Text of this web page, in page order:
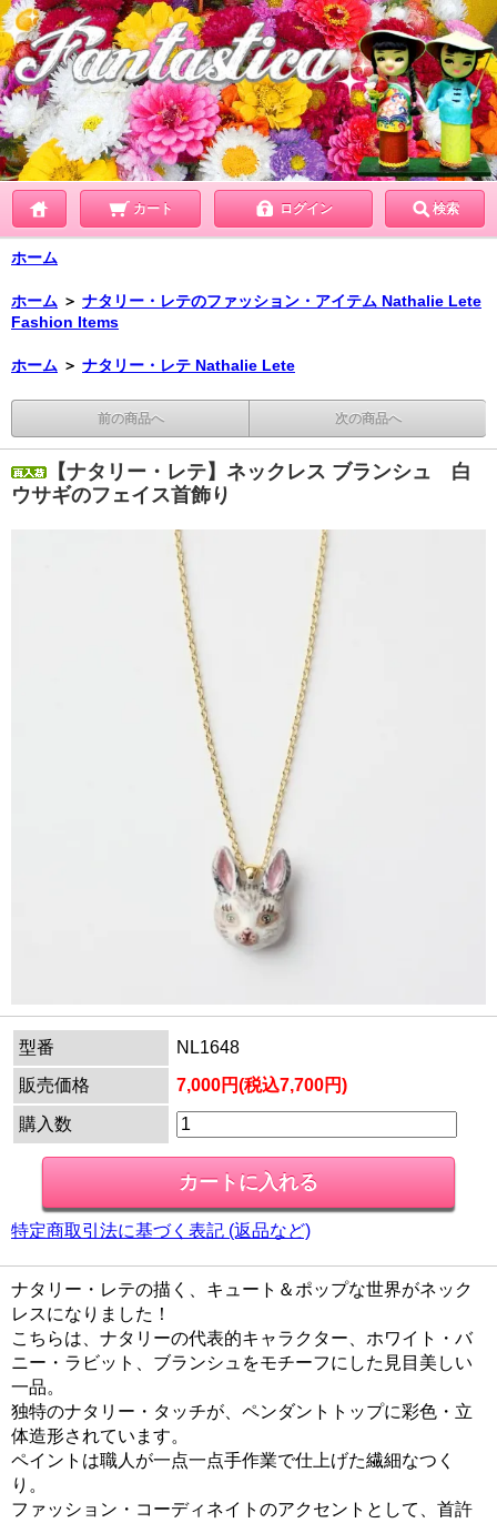
カート ログイン 検索
ホーム
ホーム ＞ ナタリー・レテのファッション・アイテム Nathalie Lete
Fashion Items
ホーム ＞ ナタリー・レテ Nathalie Lete
前の商品へ 次の商品へ
【ナタリー・レテ】ネックレス ブランシュ 白
ウサギのフェイス首飾り
型番
NL1648
販売価格
7,000円(税込7,700円)
購入数
特定商取引法に基づく表記 (返品など)
ナタリー・レテの描く、キュート＆ポップな世界がネック
レスになりました！
こちらは、ナタリーの代表的キャラクター、ホワイト・バ
ニー・ラビット、ブランシュをモチーフにした見目美しい
一品。
独特のナタリー・タッチが、ペンダントトップに彩色・立
体造形されています。
ペイントは職人が一点一点手作業で仕上げた繊細なつく
り。
ファッション・コーディネイトのアクセントとして、首許